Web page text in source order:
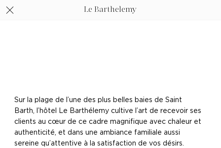
Le Barthelemy
Sur la plage de l’une des plus belles baies de Saint
Barth, l’hôtel Le Barthélemy cultive l’art de recevoir ses
clients au cœur de ce cadre magnifique avec chaleur et
authenticité, et dans une ambiance familiale aussi
sereine qu’attentive à la satisfaction de vos désirs.